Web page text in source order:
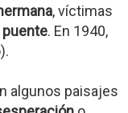
, víctimas
puente. En 1940,
algunos paisajes